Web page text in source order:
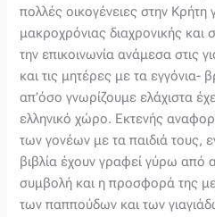
πολλές οικογένειες στην Κρήτη
μακροχρόνιας διαχρονικής και
την επικοινωνία ανάμεσα στις
και τις μητέρες με τα
απ’όσο γνωρίζουμε ελάχιστα
ελληνικό χώρο. Εκτενής
των γονέων με τα παιδιά τους,
βιβλία έχουν γραφεί γύρω
συμβολή και η προσφορά της
των παππούδων και των